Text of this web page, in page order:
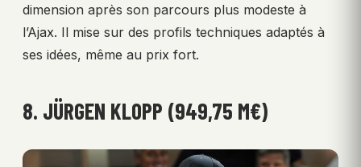
dimension après son parcours plus modeste à
l’Ajax. Il mise sur des profils techniques adaptés à
ses idées, même au prix fort.
8. JÜRGEN KLOPP (949,75 M€)